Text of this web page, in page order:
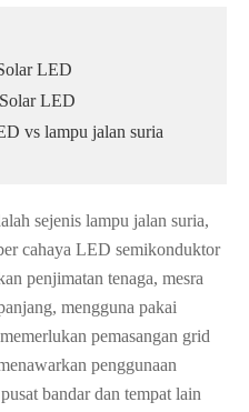
LED
LED
vs lampu jalan suria
sejenis lampu jalan suria,
cahaya LED semikonduktor
penjimatan tenaga, mesra
mengguna pakai
pemasangan grid
penggunaan
bandar dan tempat lain